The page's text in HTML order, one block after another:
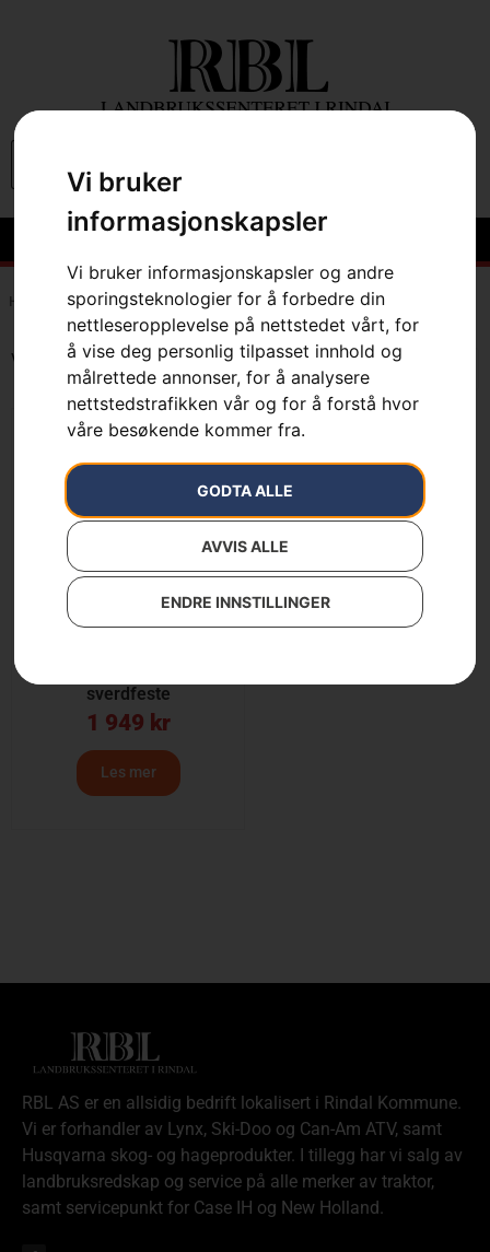
Vi bruker
informasjonskapsler
Vi bruker informasjonskapsler og andre
sporingsteknologier for å forbedre din
nettleseropplevelse på nettstedet vårt, for
å vise deg personlig tilpasset innhold og
målrettede annonser, for å analysere
nettstedstrafikken vår og for å forstå hvor
våre besøkende kommer fra.
GODTA ALLE
AVVIS ALLE
ENDRE INNSTILLINGER
Hem 7392930125315
Viser det ene resultatet
sverdfeste
1 949 kr
Les mer
RBL AS er en allsidig bedrift lokalisert i Rindal Kommune.
Vi er forhandler av Lynx, Ski-Doo og Can-Am ATV, samt
Husqvarna skog- og hageprodukter. I tillegg har vi salg av
landbruksredskap og service på alle merker av traktor,
samt servicepunkt for Case IH og New Holland.